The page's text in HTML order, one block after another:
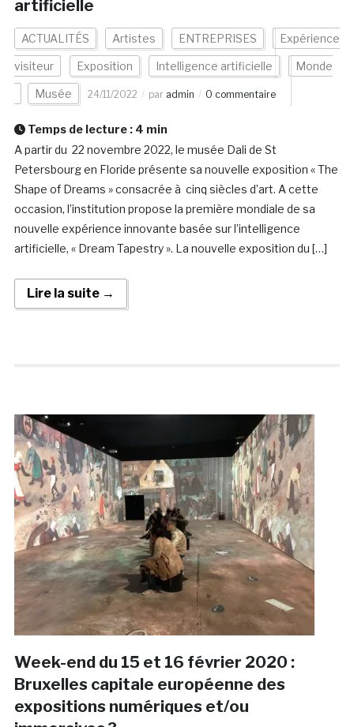
artificielle
ACTUALITÉS Artistes ENTREPRISES Expérience
visiteur Exposition Intelligence artificielle Monde
Musée 24/11/2022 par admin 0 commentaire
Temps de lecture : 4 min
A partir du 22 novembre 2022, le musée Dali de St
Petersbourg en Floride présente sa nouvelle exposition « The
Shape of Dreams » consacrée à cinq siècles d’art. A cette
occasion, l’institution propose la première mondiale de sa
nouvelle expérience innovante basée sur l’intelligence
artificielle, « Dream Tapestry ». La nouvelle exposition du […]
Lire la suite →
Week-end du 15 et 16 février 2020 :
Bruxelles capitale européenne des
expositions numériques et/ou